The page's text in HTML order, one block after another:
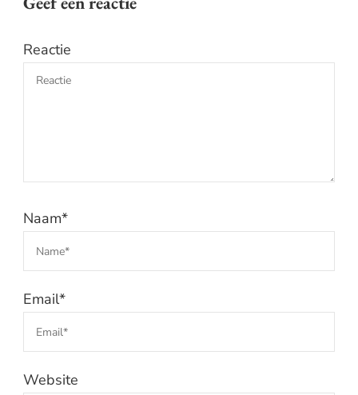
Reactie
Naam*
Email*
Website